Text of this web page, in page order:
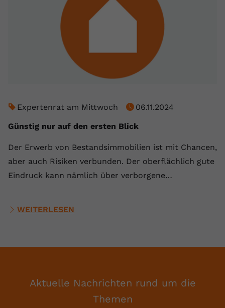
Expertenrat am Mittwoch
06.11.2024
Günstig nur auf den ersten Blick
Der Erwerb von Bestandsimmobilien ist mit Chancen,
aber auch Risiken verbunden. Der oberflächlich gute
Eindruck kann nämlich über verborgene…
WEITERLESEN
Aktuelle Nachrichten rund um die
Themen